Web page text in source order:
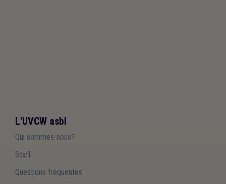
L'UVCW asbl
Qui sommes-nous?
Staff
Questions fréquentes